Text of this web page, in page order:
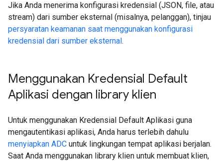
Jika Anda menerima konfigurasi kredensial (JSON, file, atau
stream) dari sumber eksternal (misalnya, pelanggan), tinjau
persyaratan keamanan saat menggunakan konfigurasi
kredensial dari sumber eksternal.
Menggunakan Kredensial Default
Aplikasi dengan library klien
Untuk menggunakan Kredensial Default Aplikasi guna
mengautentikasi aplikasi, Anda harus terlebih dahulu
menyiapkan ADC untuk lingkungan tempat aplikasi berjalan.
Saat Anda menggunakan library klien untuk membuat klien,